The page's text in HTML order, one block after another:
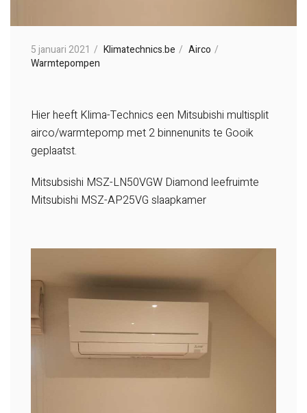
5 januari 2021 Klimatechnics.be
Airco
Warmtepompen
Hier heeft Klima-Technics een Mitsubishi multisplit
airco/warmtepomp met 2 binnenunits te Gooik
geplaatst.
Mitsubsishi MSZ-LN50VGW Diamond leefruimte
Mitsubishi MSZ-AP25VG slaapkamer